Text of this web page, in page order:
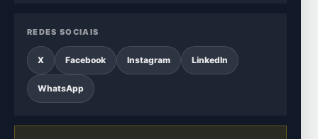
REDES SOCIAIS
X Facebook Instagram LinkedIn
WhatsApp